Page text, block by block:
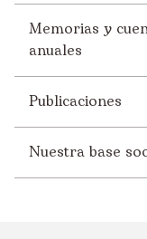
Memorias y
anuales
Publicaciones
Nuestra base